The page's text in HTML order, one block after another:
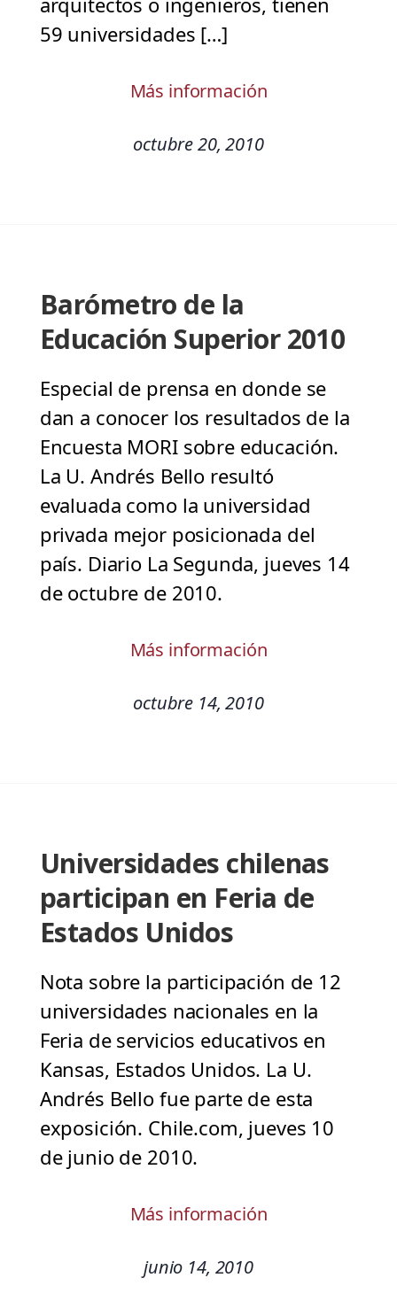
59 universidades […]
Más información
octubre 20, 2010
Barómetro de la
Educación Superior 2010
Especial de prensa en donde se
dan a conocer los resultados de la
Encuesta MORI sobre educación.
La U. Andrés Bello resultó
evaluada como la universidad
privada mejor posicionada del
país. Diario La Segunda, jueves 14
de octubre de 2010.
Más información
octubre 14, 2010
Universidades chilenas
participan en Feria de
Estados Unidos
Nota sobre la participación de 12
universidades nacionales en la
Feria de servicios educativos en
Kansas, Estados Unidos. La U.
Andrés Bello fue parte de esta
exposición. Chile.com, jueves 10
de junio de 2010.
Más información
junio 14, 2010